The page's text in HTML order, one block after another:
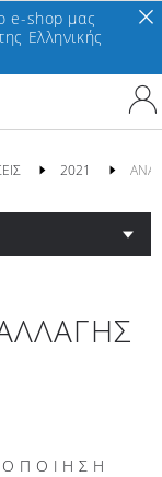
e-shop μας
Ελληνικής
2021